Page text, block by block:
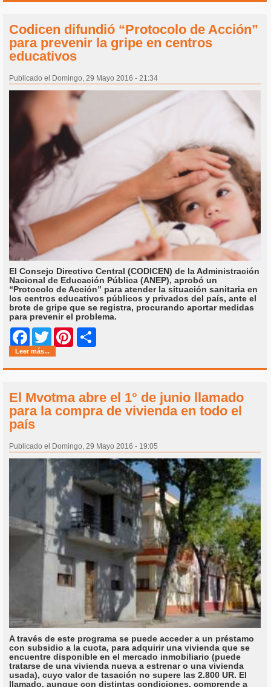
Codicen difundió “Protocolo de Acción”
para prevenir la gripe en centros
educativos
Publicado el Domingo, 29 Mayo 2016 - 21:34
El Consejo Directivo Central (CODICEN) de la Administración
Nacional de Educación Pública (ANEP), aprobó un
“Protocolo de Acción” para atender la situación sanitaria en
los centros educativos públicos y privados del país, ante el
brote de gripe que se registra, procurando aportar medidas
para prevenir el problema.
Facebook
Twitter Pinterest
Leer más...
El Mvotma abre el 1° de junio llamado
para la compra de vivienda en todo el
país
Publicado el Domingo, 29 Mayo 2016 - 19:05
A través de este programa se puede acceder a un préstamo
con subsidio a la cuota, para adquirir una vivienda que se
encuentre disponible en el mercado inmobiliario (puede
tratarse de una vivienda nueva a estrenar o una vivienda
usada), cuyo valor de tasación no supere las 2.800 UR. El
llamado, aunque con distintas condiciones, comprende a